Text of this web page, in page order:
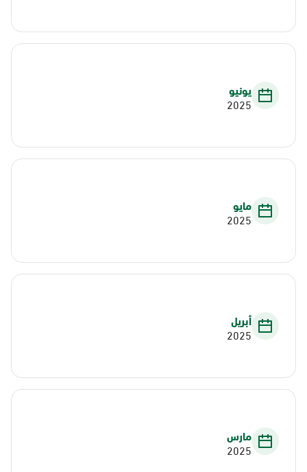
يونيو
2025
مايو
2025
أبريل
2025
مارس
2025